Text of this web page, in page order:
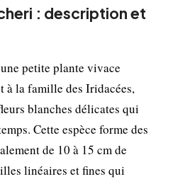
: description et
petite plante vivace
à la famille des Iridacées,
blanches délicates qui
Cette espèce forme des
de 10 à 15 cm de
linéaires et fines qui